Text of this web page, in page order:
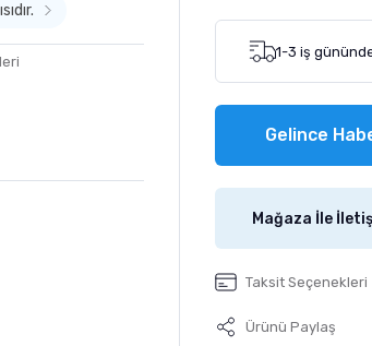
1-3 iş
Gelince
Mağaza İle
Taksit Seçenekleri
Ürünü Paylaş